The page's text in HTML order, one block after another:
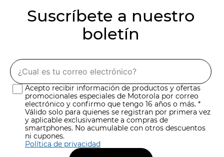
Suscríbete a nuestro
boletín
Acepto recibir información de productos y ofertas
promocionales especiales de Motorola por correo
electrónico y confirmo que tengo 16 años o más. *
Válido solo para quienes se registran por primera vez
y aplicable exclusivamente a compras de
smartphones. No acumulable con otros descuentos
ni cupones.
Política de privacidad